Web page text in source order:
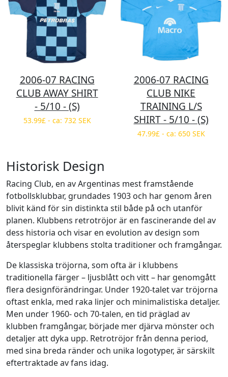
2006-07 RACING
CLUB AWAY SHIRT
- 5/10 - (S)
53.99£ - ca: 732 SEK
2006-07 RACING
CLUB NIKE
TRAINING L/S
SHIRT - 5/10 - (S)
47.99£ - ca: 650 SEK
Historisk Design
Racing Club, en av Argentinas mest framstående
fotbollsklubbar, grundades 1903 och har genom åren
blivit känd för sin distinkta stil både på och utanför
planen. Klubbens retrotröjor är en fascinerande del av
dess historia och visar en evolution av design som
återspeglar klubbens stolta traditioner och framgångar.
De klassiska tröjorna, som ofta är i klubbens
traditionella färger – ljusblått och vitt – har genomgått
flera designförändringar. Under 1920-talet var tröjorna
oftast enkla, med raka linjer och minimalistiska detaljer.
Men under 1960- och 70-talen, en tid präglad av
klubben framgångar, började mer djärva mönster och
detaljer att dyka upp. Retrotröjor från denna period,
med sina breda ränder och unika logotyper, är särskilt
eftertraktade av fans idag.